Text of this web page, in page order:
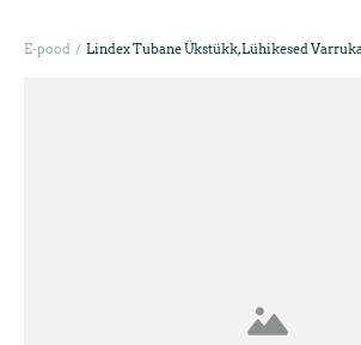
E-pood / Lindex Tubane Ükstükk, Lühikesed